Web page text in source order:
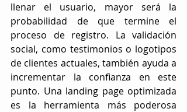
llenar el usuario, mayor será la
probabilidad de que termine el
proceso de registro. La validación
social, como testimonios o logotipos
de clientes actuales, también ayuda a
incrementar la confianza en este
punto. Una landing page optimizada
es la herramienta más poderosa